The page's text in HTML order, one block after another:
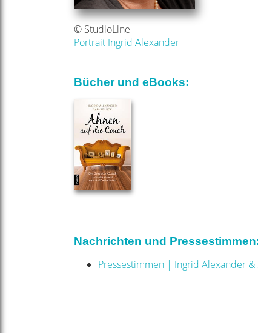
© StudioLine
Portrait Ingrid Alexander
Bücher und eBooks:
Nachrichten und
Pressestimmen | Ingrid Alexander